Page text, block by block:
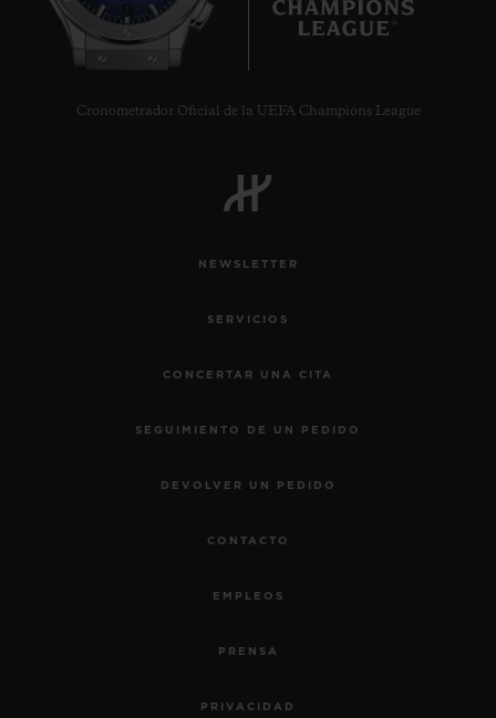
7
Cronometrador Oficial de la UEFA Champions League
NEWSLETTER
SERVICIOS
CONCERTAR UNA CITA
SEGUIMIENTO DE UN PEDIDO
DEVOLVER UN PEDIDO
CONTACTO
EMPLEOS
PRENSA
PRIVACIDAD